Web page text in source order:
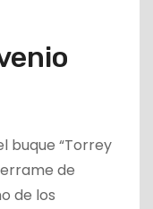
buque “Torrey
de
de los